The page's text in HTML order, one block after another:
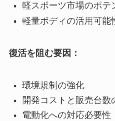
軽スポーツ市場のポテ
軽量ボディの活用可能
復活を阻む要因：
環境規制の強化
開発コストと販売台数
電動化への対応必要性